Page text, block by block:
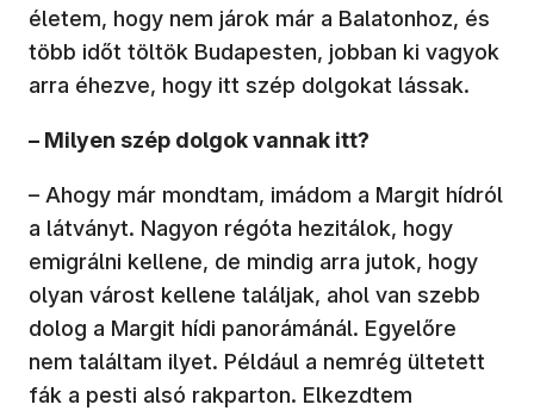
életem, hogy nem járok már a Balatonhoz, és
több időt töltök Budapesten, jobban ki vagyok
arra éhezve, hogy itt szép dolgokat lássak.
– Milyen szép dolgok vannak itt?
– Ahogy már mondtam, imádom a Margit hídról
a látványt. Nagyon régóta hezitálok, hogy
emigrálni kellene, de mindig arra jutok, hogy
olyan várost kellene találjak, ahol van szebb
dolog a Margit hídi panorámánál. Egyelőre
nem találtam ilyet. Például a nemrég ültetett
fák a pesti alsó rakparton. Elkezdtem